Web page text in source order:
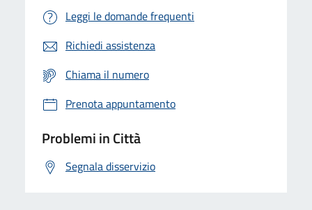
Leggi le domande frequenti
Richiedi assistenza
Chiama il numero
Prenota appuntamento
Problemi in Città
Segnala disservizio